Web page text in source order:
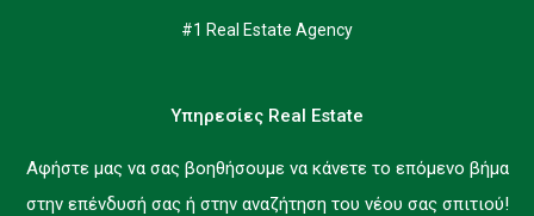
#1 Real Estate Agency
Υπηρεσίες Real Estate
Αφήστε μας να σας βοηθήσουμε να κάνετε το επόμενο βήμα
στην επένδυσή σας ή στην αναζήτηση του νέου σας σπιτιού!